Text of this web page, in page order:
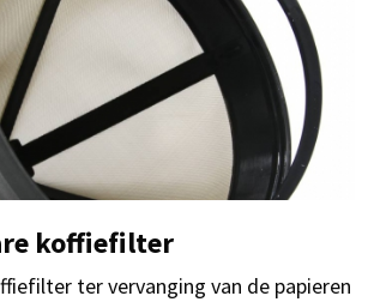
koffiefilter
ter vervanging van de papieren